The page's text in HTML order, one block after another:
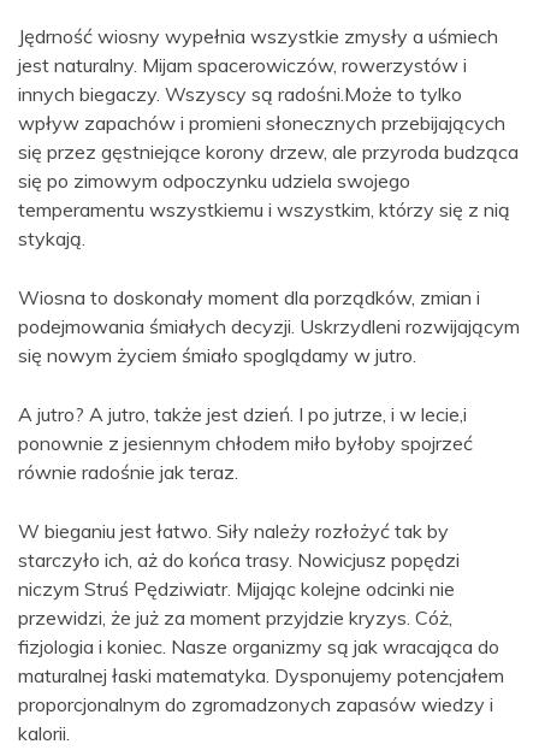
Jędrność wiosny wypełnia wszystkie zmysły a uśmiech
jest naturalny. Mijam spacerowiczów, rowerzystów i
innych biegaczy. Wszyscy są radośni.Może to tylko
wpływ zapachów i promieni słonecznych przebijających
się przez gęstniejące korony drzew, ale przyroda budząca
się po zimowym odpoczynku udziela swojego
temperamentu wszystkiemu i wszystkim, którzy się z nią
stykają.
Wiosna to doskonały moment dla porządków, zmian i
podejmowania śmiałych decyzji. Uskrzydleni rozwijającym
się nowym życiem śmiało spoglądamy w jutro.
A jutro? A jutro, także jest dzień. I po jutrze, i w lecie,i
ponownie z jesiennym chłodem miło byłoby spojrzeć
równie radośnie jak teraz.
W bieganiu jest łatwo. Siły należy rozłożyć tak by
starczyło ich, aż do końca trasy. Nowicjusz popędzi
niczym Struś Pędziwiatr. Mijając kolejne odcinki nie
przewidzi, że już za moment przyjdzie kryzys. Cóż,
fizjologia i koniec. Nasze organizmy są jak wracająca do
maturalnej łaski matematyka. Dysponujemy potencjałem
proporcjonalnym do zgromadzonych zapasów wiedzy i
kalorii.